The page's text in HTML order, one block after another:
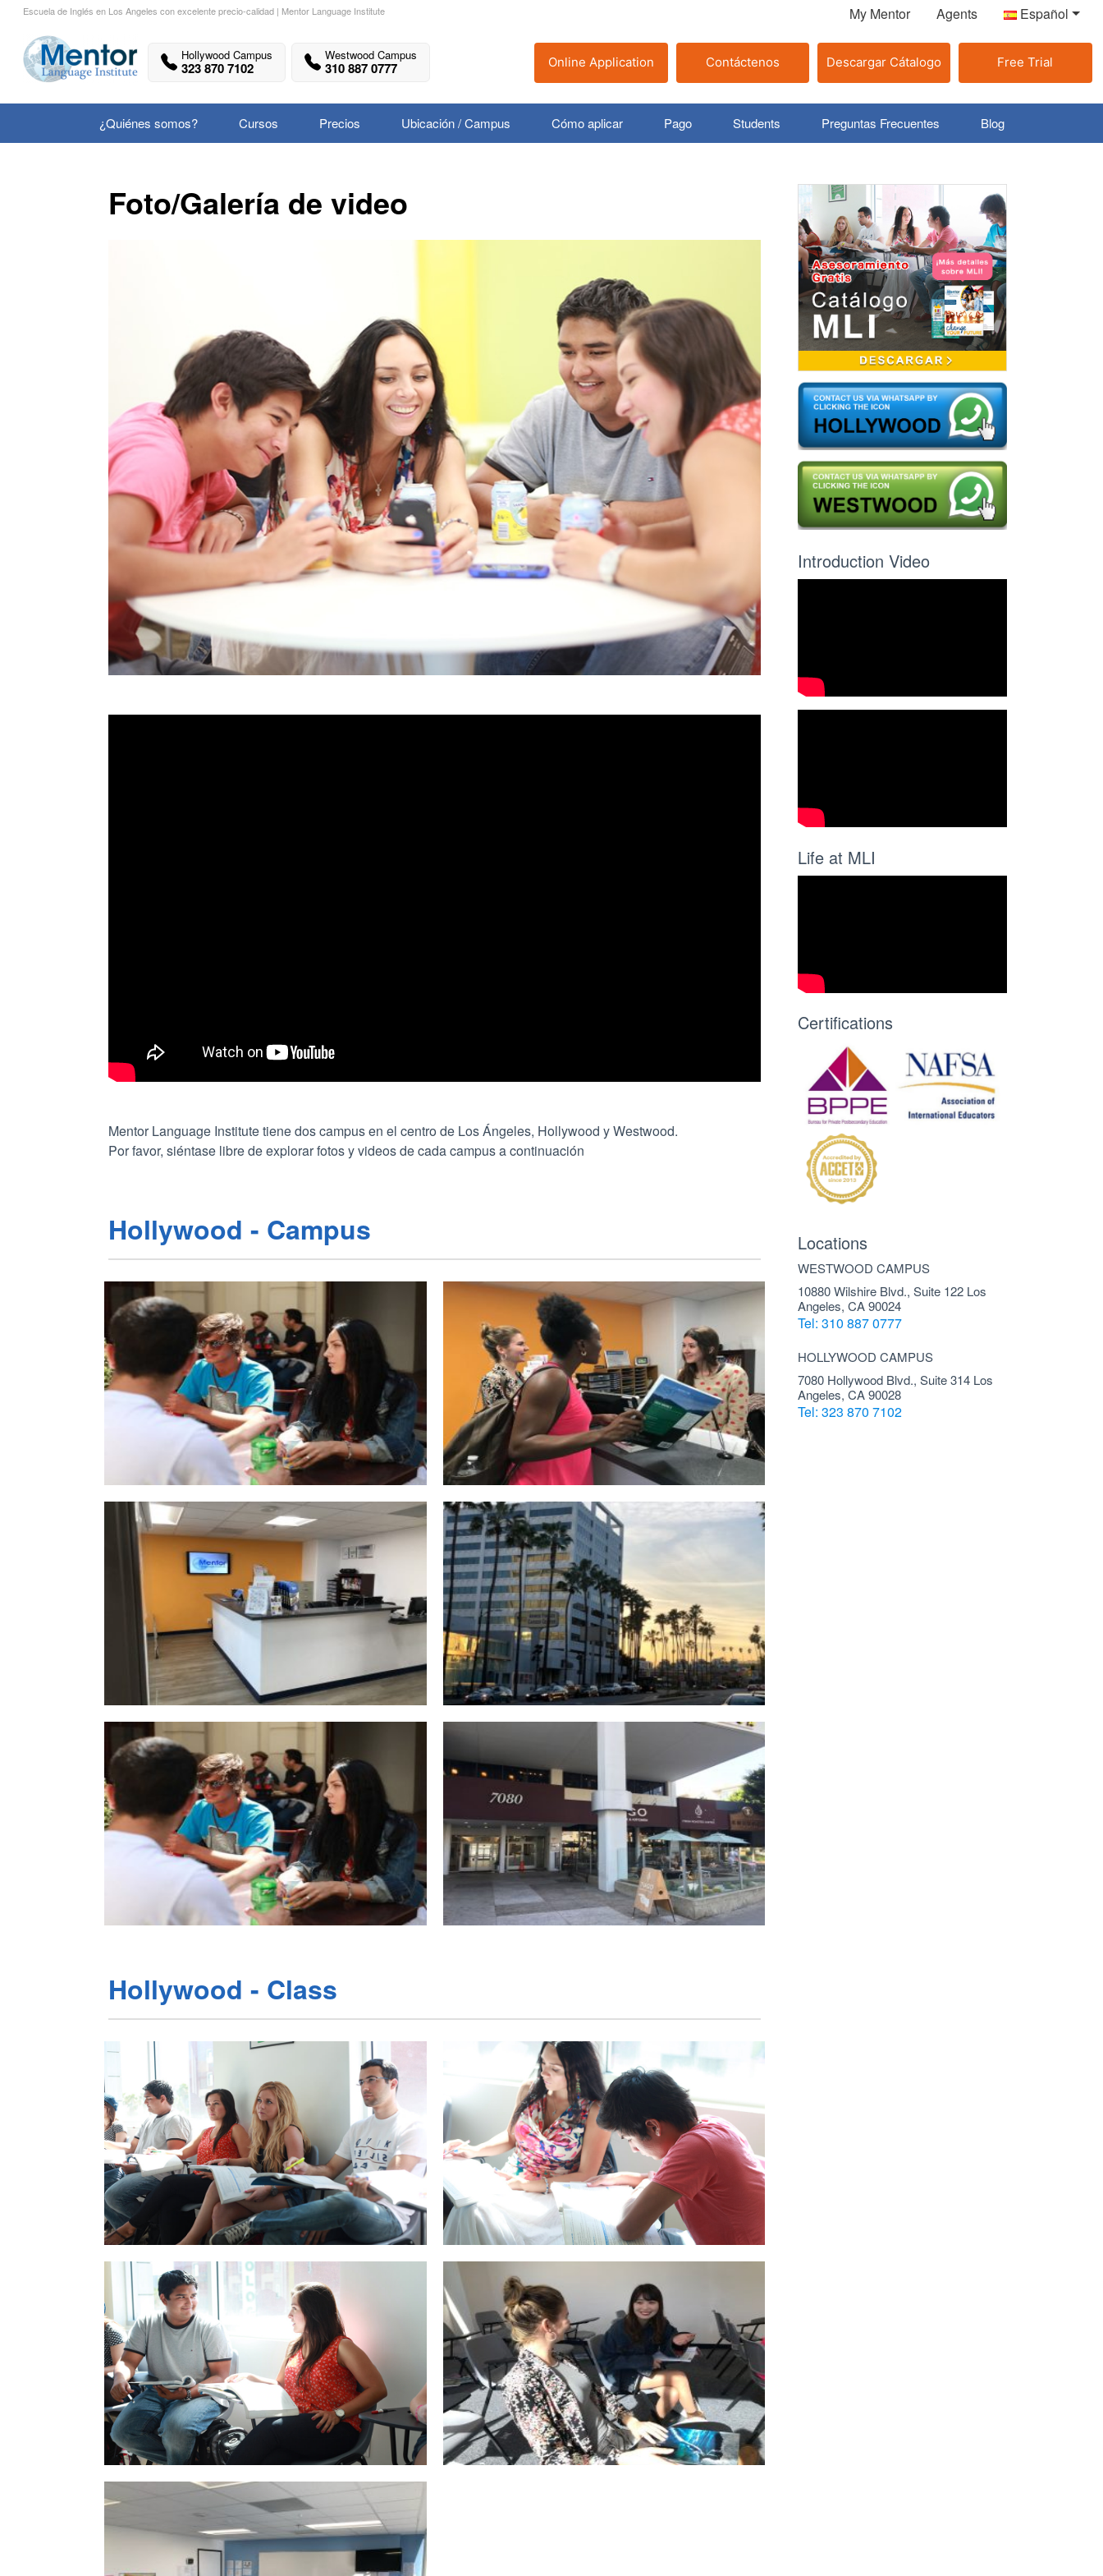
Escuela de Inglés en Los Angeles con excelente precio-calidad | Mentor Language Institute My Mentor Agents Español
Hollywood Campus
323 870 7102
Westwood Campus
310 887 0777 Online Application Contáctenos Descargar Cátalogo Free Trial
¿Quiénes somos? Cursos Precios Ubicación / Campus Cómo aplicar Pago Students Preguntas Frecuentes Blog
Foto/Galería de video
Mentor Language Institute tiene dos campus en el centro de Los Ángeles, Hollywood y Westwood.
Por favor, siéntase libre de explorar fotos y videos de cada campus a continuación
Hollywood - Campus
Hollywood - Class
Introduction Video
Life at MLI
Certifications
Locations
WESTWOOD CAMPUS
10880 Wilshire Blvd., Suite 122 Los
Angeles, CA 90024
Tel: 310 887 0777
HOLLYWOOD CAMPUS
7080 Hollywood Blvd., Suite 314 Los
Angeles, CA 90028
Tel: 323 870 7102